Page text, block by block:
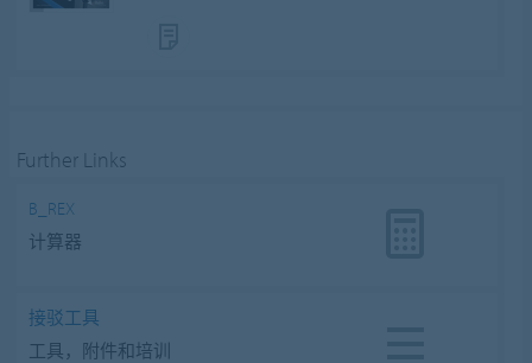
Further Links
B_REX
计算器
接驳工具
工具，附件和培训